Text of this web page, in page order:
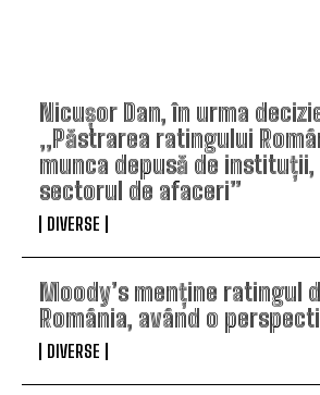
Nicușor Dan, în urma
„Păstrarea ratingului
munca depusă de
sectorul de afaceri”
DIVERSE
Moody’s menține ratingul
România, având o
DIVERSE